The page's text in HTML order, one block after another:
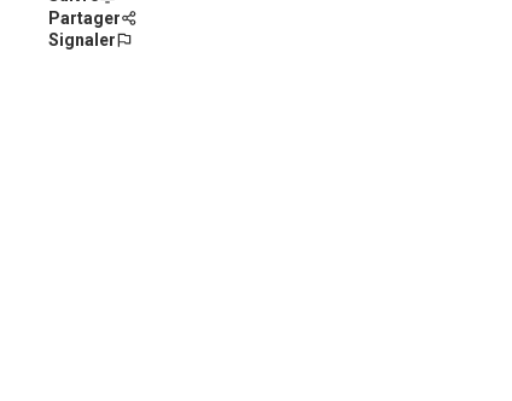
Partager
Signaler